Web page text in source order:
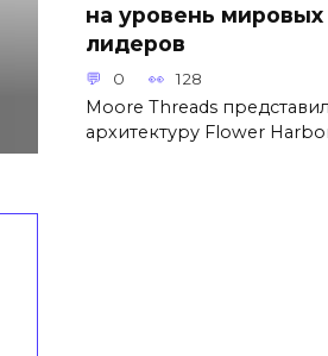
на уровень мировых
лидеров
0 128
Moore Threads
архитектуру Flower